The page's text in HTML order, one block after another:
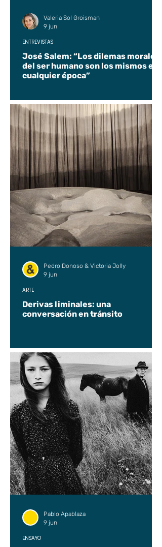
José Salem: “Los dilemas morales
del ser humano son los mismos en
cualquier época”
ENTREVISTAS
Valeria Sol Groisman
9 jun
Derivas liminales: una
conversación en tránsito
ARTE
Pedro Donoso & Victoria Jolly
9 jun
ENSAYO
Pablo Apablaza
9 jun